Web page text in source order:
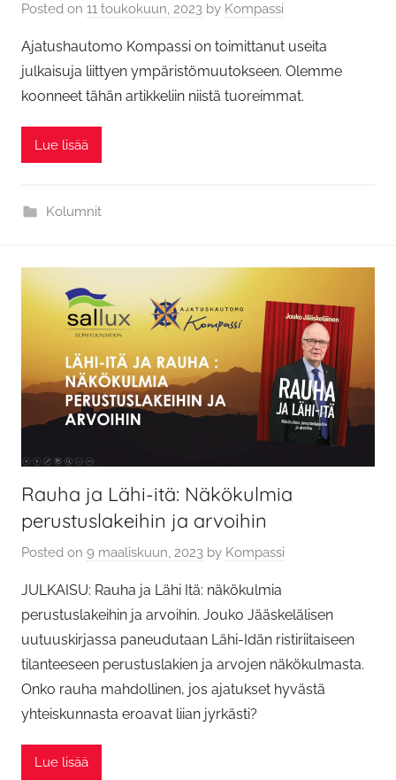
Posted on 11 toukokuun, 2023 by Kompassi
Ajatushautomo Kompassi on toimittanut useita
julkaisuja liittyen ympäristömuutokseen. Olemme
koonneet tähän artikkeliin niistä tuoreimmat.
Lue lisää
Kolumnit
Rauha ja Lähi-itä: Näkökulmia
perustuslakeihin ja arvoihin
Posted on 9 maaliskuun, 2023 by Kompassi
JULKAISU: Rauha ja Lähi Itä: näkökulmia
perustuslakeihin ja arvoihin. Jouko Jääskelälisen
uutuuskirjassa paneudutaan Lähi-Idän ristiriitaiseen
tilanteeseen perustuslakien ja arvojen näkökulmasta.
Onko rauha mahdollinen, jos ajatukset hyvästä
yhteiskunnasta eroavat liian jyrkästi?
Lue lisää